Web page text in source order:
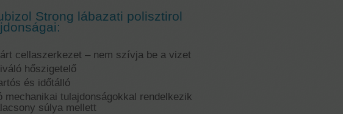
Strong lábazati polisztirol
cellaszerkezet – nem szívja be a vizet
hőszigetelő
és időtálló
mechanikai tulajdonságokkal rendelkezik
súlya mellett